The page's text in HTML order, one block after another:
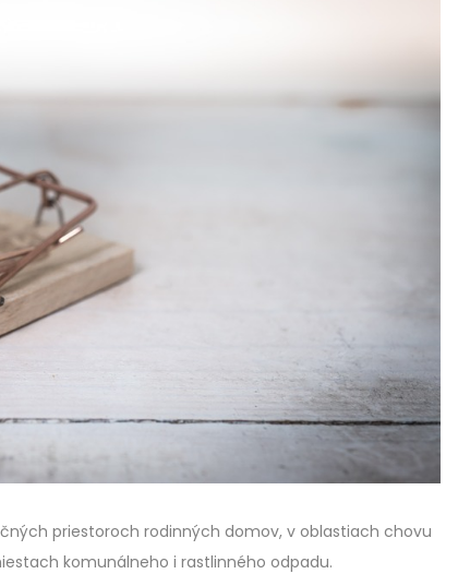
priestoroch rodinných domov, v oblastiach chovu
komunálneho i rastlinného odpadu.